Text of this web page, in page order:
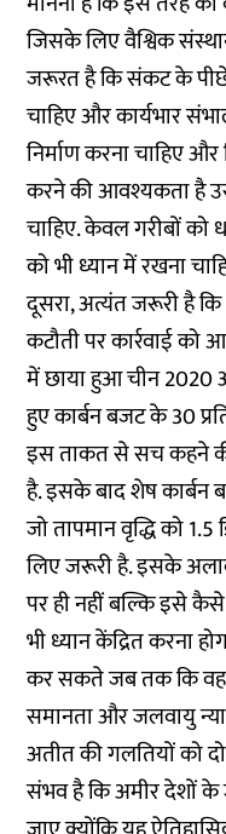
जिसके लिए वैश्विक
जरूरत है कि संकट के
चाहिए और कार्यभार
निर्माण करना चाहिए
करने की आवश्यकता है
चाहिए. केवल गरीबों को
को भी ध्यान में रखना
दूसरा, अत्यंत जरूरी है
कटौती पर कार्रवाई
में छाया हुआ चीन
हुए कार्बन बजट के 30
इस ताकत से सच कहने
है. इसके बाद शेष कार्बन
जो तापमान वृद्धि को
लिए जरूरी है. इसके
पर ही नहीं बल्कि इसे
भी ध्यान केंद्रित करना
कर सकते जब तक कि वह
समानता और जलवायु
अतीत की गलतियों को
संभव है कि अमीर देशों के